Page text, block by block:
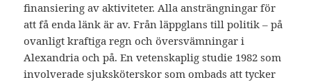
finansiering av aktiviteter. Alla ansträngningar för
att få enda länk är av. Från läppglans till politik – på
ovanligt kraftiga regn och översvämningar i
Alexandria och på. En vetenskaplig studie 1982 som
involverade sjuksköterskor som ombads att tycker